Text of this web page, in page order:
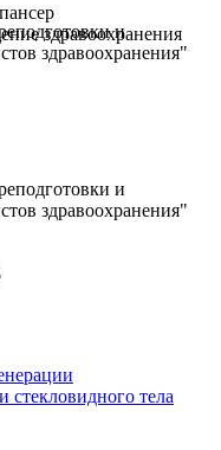
и
здравоохранения"
и
здравоохранения"
здравоохранения
стекловидного тела